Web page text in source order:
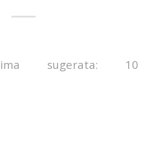
sugerata: 10